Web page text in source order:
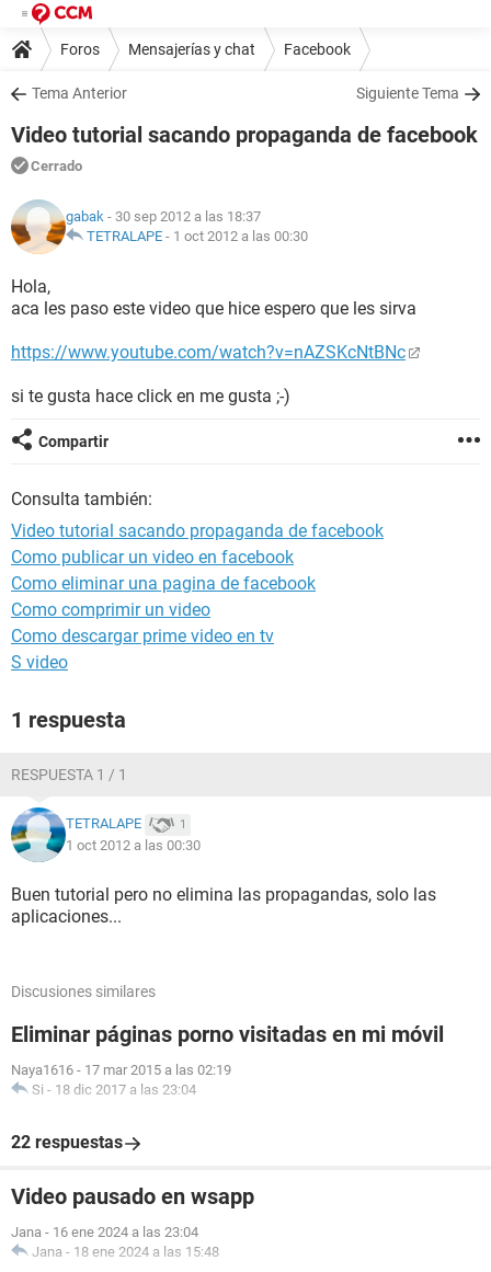
Foros Mensajerías y chat Facebook
Tema Anterior Siguiente Tema
Video tutorial sacando propaganda de facebook
Cerrado
gabak - 30 sep 2012 a las 18:37
TETRALAPE - 1 oct 2012 a las 00:30
Hola,
aca les paso este video que hice espero que les sirva
https://www.youtube.com/watch?v=nAZSKcNtBNc
si te gusta hace click en me gusta ;-)
Compartir
Consulta también:
Video tutorial sacando propaganda de facebook
Como publicar un video en facebook
Como eliminar una pagina de facebook
Como comprimir un video
Como descargar prime video en tv
S video
1 respuesta
RESPUESTA 1 / 1
TETRALAPE 1
1 oct 2012 a las 00:30
Buen tutorial pero no elimina las propagandas, solo las
aplicaciones...
Discusiones similares
Eliminar páginas porno visitadas en mi móvil
Naya1616 - 17 mar 2015 a las 02:19
Si - 18 dic 2017 a las 23:04
22 respuestas
Video pausado en wsapp
Jana - 16 ene 2024 a las 23:04
Jana - 18 ene 2024 a las 15:48